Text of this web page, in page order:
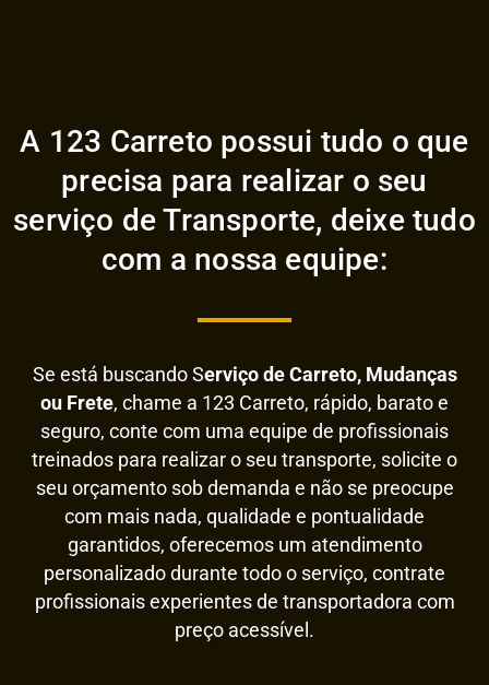
A 123 Carreto possui tudo o que
precisa para realizar o seu
serviço de Transporte, deixe tudo
com a nossa equipe:
Se está buscando Serviço de Carreto, Mudanças
ou Frete, chame a 123 Carreto, rápido, barato e
seguro, conte com uma equipe de profissionais
treinados para realizar o seu transporte, solicite o
seu orçamento sob demanda e não se preocupe
com mais nada, qualidade e pontualidade
garantidos, oferecemos um atendimento
personalizado durante todo o serviço, contrate
profissionais experientes de transportadora com
preço acessível.